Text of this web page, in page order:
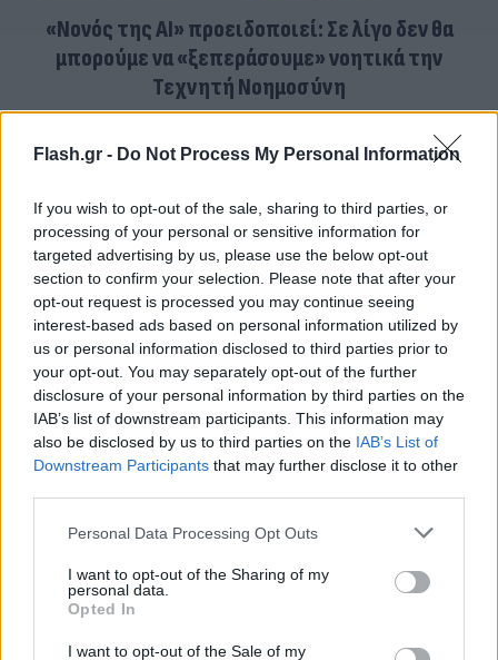
Flash.gr - Do Not Process My Personal Information
If you wish to opt-out of the sale, sharing to third parties, or
processing of your personal or sensitive information for
targeted advertising by us, please use the below opt-out
section to confirm your selection. Please note that after your
opt-out request is processed you may continue seeing
interest-based ads based on personal information utilized by
us or personal information disclosed to third parties prior to
your opt-out. You may separately opt-out of the further
disclosure of your personal information by third parties on the
IAB’s list of downstream participants. This information may
also be disclosed by us to third parties on the IAB’s List of
Downstream Participants that may further disclose it to other
Please note that this website/app uses one or more Google
not limited to your visit or usage behaviour. You may click to
grant or deny consent to Google and its third-party tags to
use your data for below specified purposes in below Google
consent section.
Personal Data Processing Opt Outs
I want to opt-out of the Sharing of my
personal data.
Opted In
I want to opt-out of the Sale of my
«Νονός της AI» προειδοποιεί: Σε λίγο δεν θα
μπορούμε να «ξεπεράσουμε» νοητικά την
Τεχνητή Νοημοσύνη
ΧΡΙΣΤΌΔΟΥΛΟΣ ΣΚΟΎΝΤΑΣ